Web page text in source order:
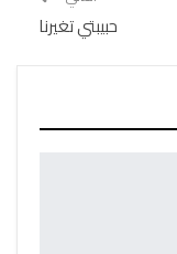
حبيبتي تغيرنا